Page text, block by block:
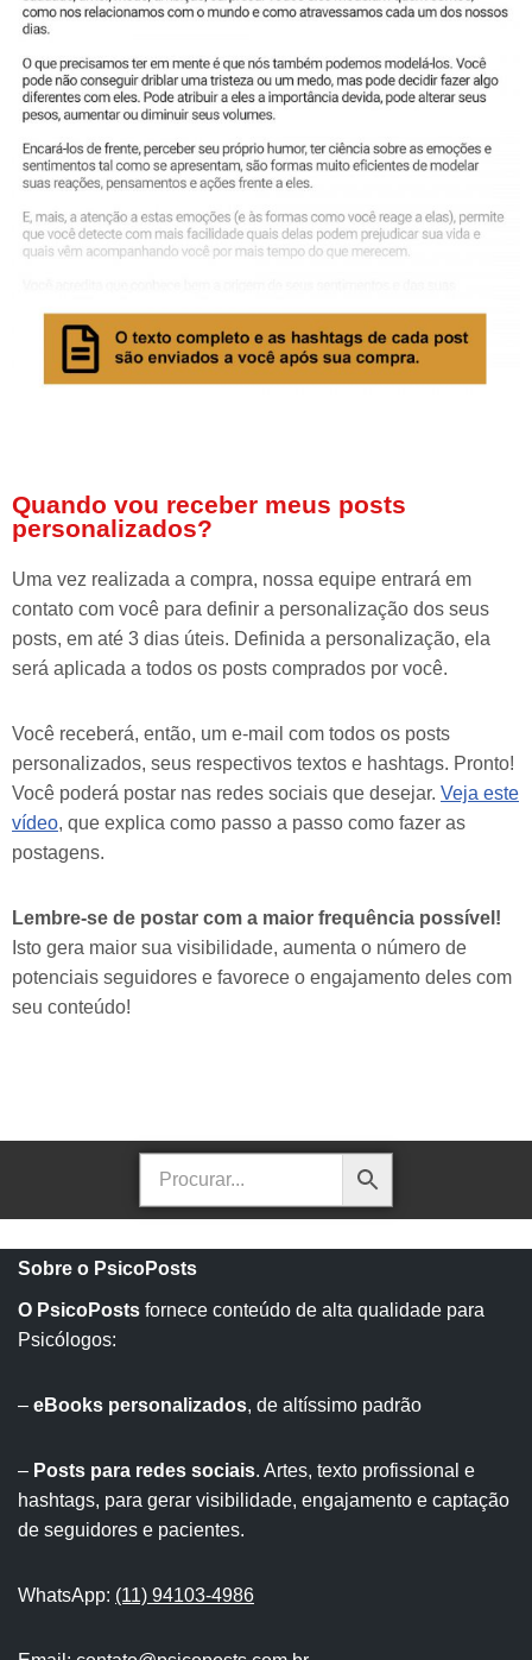
Quando vou receber meus posts
personalizados?
Uma vez realizada a compra, nossa equipe entrará em
contato com você para definir a personalização dos seus
posts, em até 3 dias úteis. Definida a personalização, ela
será aplicada a todos os posts comprados por você.
Você receberá, então, um e-mail com todos os posts
personalizados, seus respectivos textos e hashtags. Pronto!
Você poderá postar nas redes sociais que desejar. Veja este
vídeo, que explica como passo a passo como fazer as
postagens.
Lembre-se de postar com a maior frequência possível!
Isto gera maior sua visibilidade, aumenta o número de
potenciais seguidores e favorece o engajamento deles com
seu conteúdo!
Sobre o PsicoPosts
O PsicoPosts fornece conteúdo de alta qualidade para
Psicólogos:
– eBooks personalizados, de altíssimo padrão
– Posts para redes sociais. Artes, texto profissional e
hashtags, para gerar visibilidade, engajamento e captação
de seguidores e pacientes.
WhatsApp: (11) 94103-4986